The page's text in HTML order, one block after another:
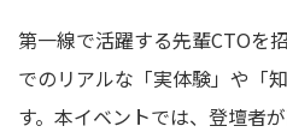
第一線で活躍する先輩CTOを
でのリアルな「実体験」や「
す。本イベントでは、登壇者